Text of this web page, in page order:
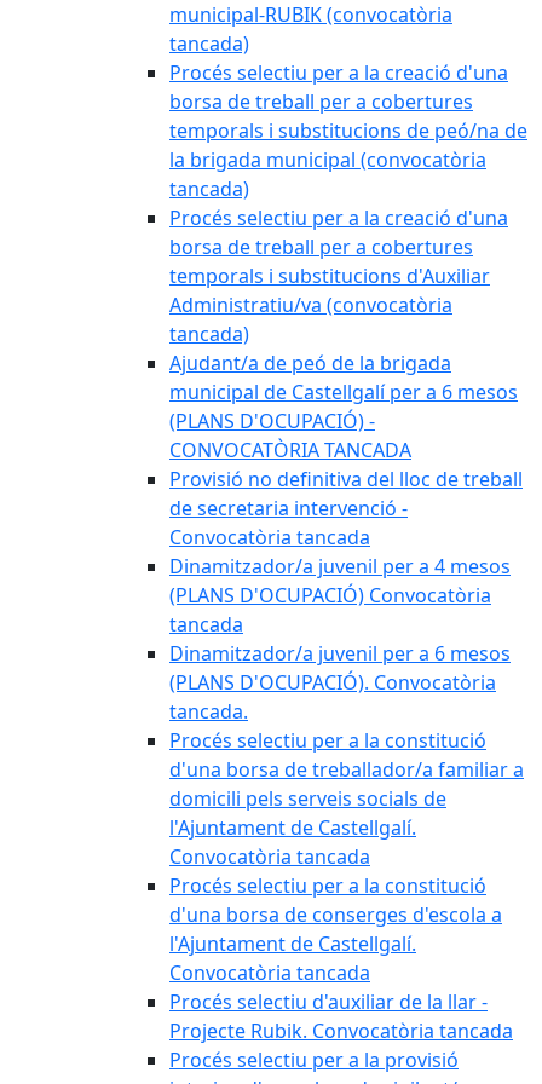
municipal-RUBIK (convocatòria
tancada)
Procés selectiu per a la creació d'una
borsa de treball per a cobertures
temporals i substitucions de peó/na de
la brigada municipal (convocatòria
tancada)
Procés selectiu per a la creació d'una
borsa de treball per a cobertures
temporals i substitucions d'Auxiliar
Administratiu/va (convocatòria
tancada)
Ajudant/a de peó de la brigada
municipal de Castellgalí per a 6 mesos
(PLANS D'OCUPACIÓ) -
CONVOCATÒRIA TANCADA
Provisió no definitiva del lloc de treball
de secretaria intervenció -
Convocatòria tancada
Dinamitzador/a juvenil per a 4 mesos
(PLANS D'OCUPACIÓ) Convocatòria
tancada
Dinamitzador/a juvenil per a 6 mesos
(PLANS D'OCUPACIÓ). Convocatòria
tancada.
Procés selectiu per a la constitució
d'una borsa de treballador/a familiar a
domicili pels serveis socials de
l'Ajuntament de Castellgalí.
Convocatòria tancada
Procés selectiu per a la constitució
d'una borsa de conserges d'escola a
l'Ajuntament de Castellgalí.
Convocatòria tancada
Procés selectiu d'auxiliar de la llar -
Projecte Rubik. Convocatòria tancada
Procés selectiu per a la provisió